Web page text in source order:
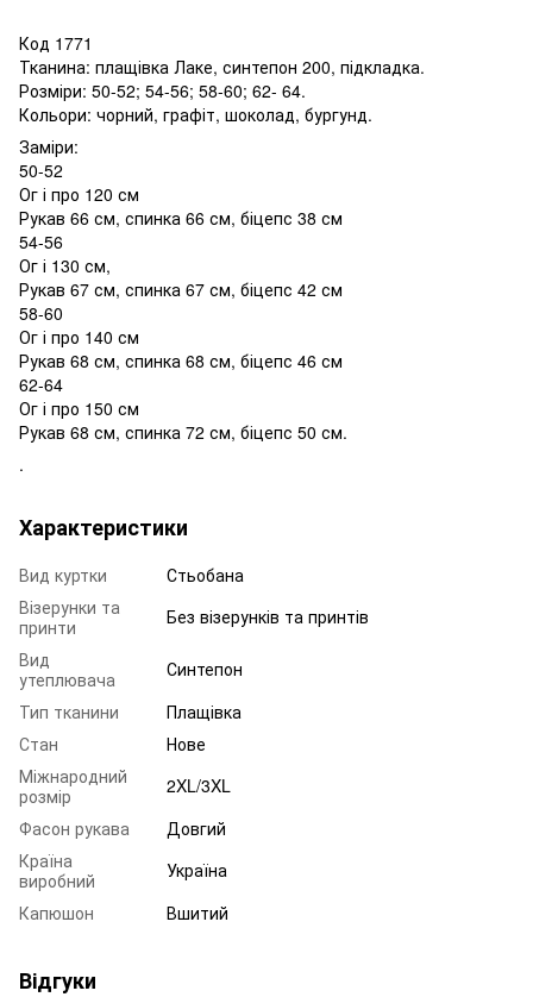
Код 1771
Тканина: плащівка Лаке, синтепон 200, підкладка.
Розміри: 50-52; 54-56; 58-60; 62- 64.
Кольори: чорний, графіт, шоколад, бургунд.
Заміри:
50-52
Ог і про 120 см
Рукав 66 см, спинка 66 см, біцепс 38 см
54-56
Ог і 130 см,
Рукав 67 см, спинка 67 см, біцепс 42 см
58-60
Ог і про 140 см
Рукав 68 см, спинка 68 см, біцепс 46 см
62-64
Ог і про 150 см
Рукав 68 см, спинка 72 см, біцепс 50 см.
.
Характеристики
Вид куртки
Стьобана
Візерунки та
принти
Без візерунків та принтів
Вид
утеплювача
Синтепон
Тип тканини
Плащівка
Стан
Нове
Міжнародний
розмір
2XL/3XL
Фасон рукава
Довгий
Країна
виробний
Україна
Капюшон
Вшитий
Відгуки